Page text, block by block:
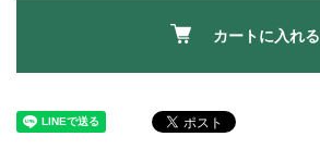
カートに入れる